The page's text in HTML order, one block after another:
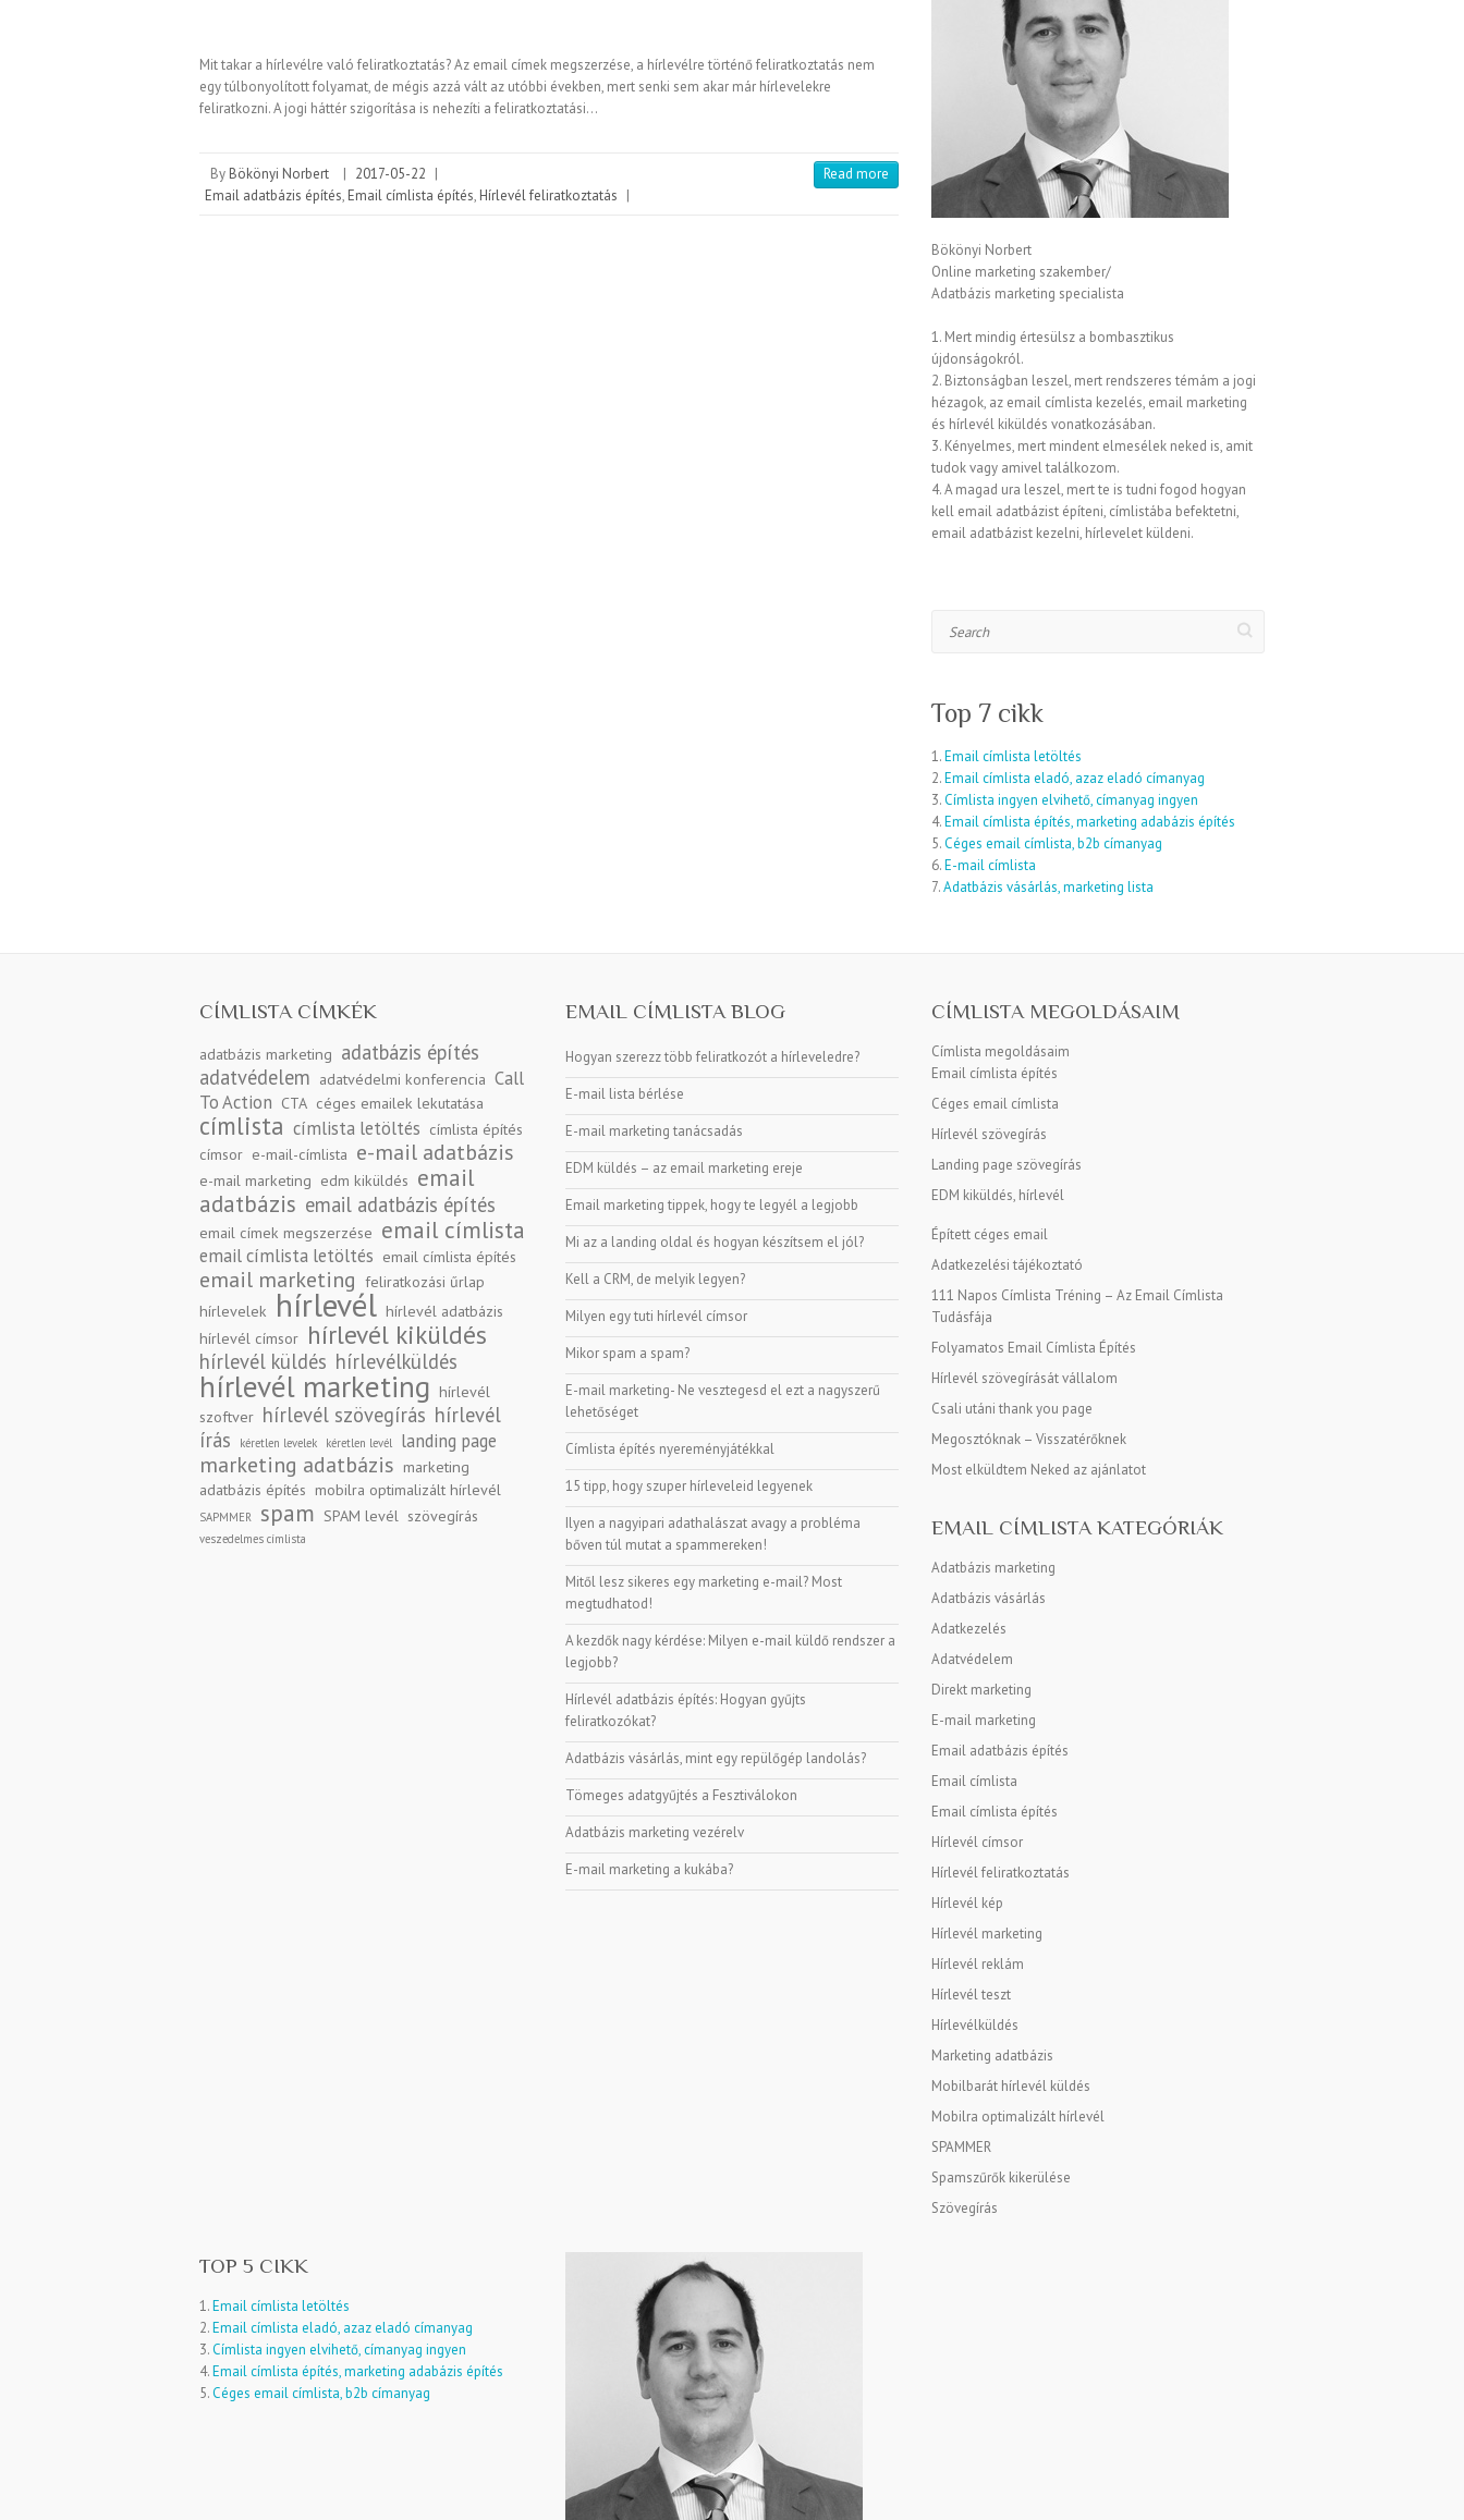
Mit takar a hírlevélre való feliratkoztatás? Az email címek megszerzése, a hírlevélre történő feliratkoztatás nem
egy túlbonyolított folyamat, de mégis azzá vált az utóbbi években, mert senki sem akar már hírlevelekre
feliratkozni. A jogi háttér szigorítása is nehezíti a feliratkoztatási…
By Bökönyi Norbert | 2017-05-22 |
Email adatbázis építés, Email címlista építés, Hírlevél feliratkoztatás |
Read more
Bökönyi Norbert
Online marketing szakember/
Adatbázis marketing specialista
1. Mert mindig értesülsz a bombasztikus
újdonságokról.
2. Biztonságban leszel, mert rendszeres témám a jogi
hézagok, az email címlista kezelés, email marketing
és hírlevél kiküldés vonatkozásában.
3. Kényelmes, mert mindent elmesélek neked is, amit
tudok vagy amivel találkozom.
4. A magad ura leszel, mert te is tudni fogod hogyan
kell email adatbázist építeni, címlistába befektetni,
email adatbázist kezelni, hírlevelet küldeni.
Top 7 cikk
1.Email címlista letöltés
2.Email címlista eladó, azaz eladó címanyag
3.Címlista ingyen elvihető, címanyag ingyen
4.Email címlista építés, marketing adabázis építés
5.Céges email címlista, b2b címanyag
6.E-mail címlista
7.Adatbázis vásárlás, marketing lista
CÍMLISTA CÍMKÉK
adatbázis marketing adatbázis építés
adatvédelem adatvédelmi konferencia Call
To Action CTA céges emailek lekutatása
címlista címlista letöltés címlista építés
címsor e-mail-címlista e-mail adatbázis
e-mail marketing edm kiküldés email
adatbázis email adatbázis építés
email címek megszerzése email címlista
email címlista letöltés email címlista építés
email marketing feliratkozási űrlap
hírlevelek
hírlevél hírlevél adatbázis
hírlevél címsor hírlevél kiküldés
hírlevél küldés hírlevélküldés
hírlevél marketing hírlevél
szoftver hírlevél szövegírás hírlevél
írás
kéretlen levelek kéretlen levél landing page
marketing adatbázis marketing
adatbázis építés mobilra optimalizált hírlevél
SAPMMER spam SPAM levél szövegírás
veszedelmes címlista
EMAIL CÍMLISTA BLOG
Hogyan szerezz több feliratkozót a hírleveledre?
E-mail lista bérlése
E-mail marketing tanácsadás
EDM küldés – az email marketing ereje
Email marketing tippek, hogy te legyél a legjobb
Mi az a landing oldal és hogyan készítsem el jól?
Kell a CRM, de melyik legyen?
Milyen egy tuti hírlevél címsor
Mikor spam a spam?
E-mail marketing- Ne vesztegesd el ezt a nagyszerű
lehetőséget
Címlista építés nyereményjátékkal
15 tipp, hogy szuper hírleveleid legyenek
Ilyen a nagyipari adathalászat avagy a probléma
bőven túl mutat a spammereken!
Mitől lesz sikeres egy marketing e-mail? Most
megtudhatod!
A kezdők nagy kérdése: Milyen e-mail küldő rendszer a
legjobb?
Hírlevél adatbázis építés: Hogyan gyűjts
feliratkozókat?
Adatbázis vásárlás, mint egy repülőgép landolás?
Tömeges adatgyűjtés a Fesztiválokon
Adatbázis marketing vezérelv
E-mail marketing a kukába?
CÍMLISTA MEGOLDÁSAIM
Címlista megoldásaim
Email címlista építés
Céges email címlista
Hírlevél szövegírás
Landing page szövegírás
EDM kiküldés, hírlevél
Épített céges email
Adatkezelési tájékoztató
111 Napos Címlista Tréning – Az Email Címlista
Tudásfája
Folyamatos Email Címlista Építés
Hírlevél szövegírását vállalom
Csali utáni thank you page
Megosztóknak – Visszatérőknek
Most elküldtem Neked az ajánlatot
EMAIL CÍMLISTA KATEGÓRIÁK
Adatbázis marketing
Adatbázis vásárlás
Adatkezelés
Adatvédelem
Direkt marketing
E-mail marketing
Email adatbázis építés
Email címlista
Email címlista építés
Hírlevél címsor
Hírlevél feliratkoztatás
Hírlevél kép
Hírlevél marketing
Hírlevél reklám
Hírlevél teszt
Hírlevélküldés
Marketing adatbázis
Mobilbarát hírlevél küldés
Mobilra optimalizált hírlevél
SPAMMER
Spamszűrők kikerülése
Szövegírás
TOP 5 CIKK
1.Email címlista letöltés
2.Email címlista eladó, azaz eladó címanyag
3.Címlista ingyen elvihető, címanyag ingyen
4.Email címlista építés, marketing adabázis építés
5.Céges email címlista, b2b címanyag